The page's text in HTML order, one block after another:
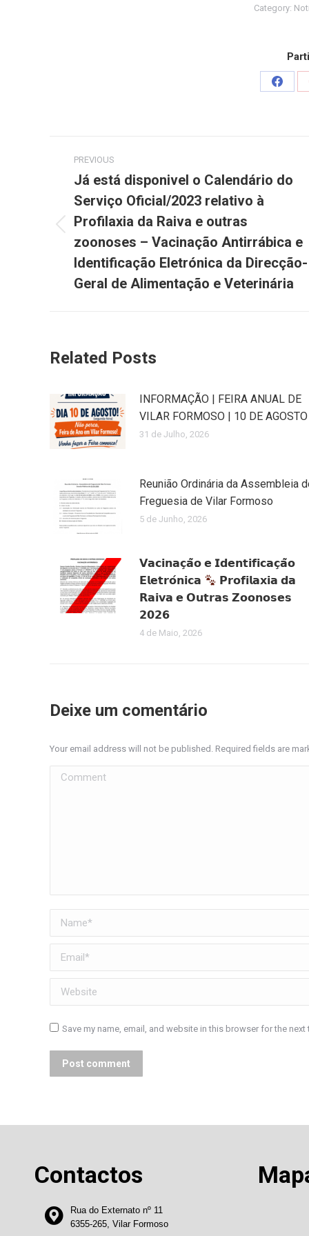
Category:
Share
Post
navigation
PREVIOUS
post:
Já está disponivel o Calendário do
Serviço Oficial/2023 relativo à
Profilaxia da Raiva e outras
zoonoses – Vacinação Antirrábica e
Identificação Eletrónica da Direcção-
Geral de Alimentação e Veterinária
Related Posts
INFORMAÇÃO | FEIRA ANUAL DE
VILAR FORMOSO | 10 DE AGOSTO
31 de Julho, 2026
Reunião Ordinária da Assembleia
Freguesia de Vilar Formoso
5 de Junho, 2026
𝗩𝗮𝗰𝗶𝗻𝗮𝗰̧𝗮̃𝗼 𝗲 𝗜𝗱𝗲𝗻𝘁𝗶𝗳𝗶𝗰𝗮𝗰̧𝗮̃𝗼
𝗘𝗹𝗲𝘁𝗿𝗼́𝗻𝗶𝗰𝗮
𝗣𝗿𝗼𝗳𝗶𝗹𝗮𝘅𝗶𝗮 𝗱𝗮
𝗥𝗮𝗶𝘃𝗮 𝗲 𝗢𝘂𝘁𝗿𝗮𝘀 𝗭𝗼𝗼𝗻𝗼𝘀𝗲𝘀
𝟮𝟬𝟮𝟲
4 de Maio, 2026
Deixe um comentário
Your email address will not be published. Required fields are
Comment
Name *
Email *
Website
Save my name, email, and website in this browser for the next
Post comment
Contactos
Rua do Externato nº 11
6355-265, Vilar Formoso